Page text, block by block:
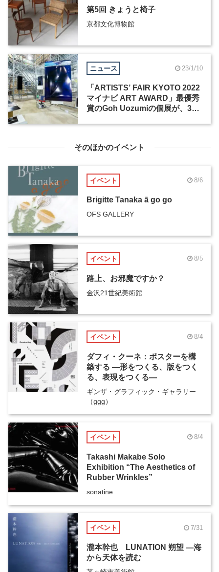
第5回 きょうと椅子
京都文化博物館
ニュース 23/1/10
「ARTISTS’ FAIR KYOTO 2022
マイナビ ART AWARD」最優秀
賞のGoh Uozumiの個展が、3月
そのほかのイベント
イベント 8/6
Brigitte Tanaka ā go go
OFS GALLERY
イベント 8/5
路上、お邪魔ですか？
金沢21世紀美術館
イベント 8/4
ダフィ・クーネ：ポスターを構
築する ―形をつくる、版をつく
る、表現をつくる―
ギンザ・グラフィック・ギャラリー
（ggg）
イベント 8/4
Takashi Makabe Solo
Exhibition “The Aesthetics of
Rubber Wrinkles”
sonatine
イベント 7/31
瀧本幹也 LUNATION 朔望 ―海
から天体を読む